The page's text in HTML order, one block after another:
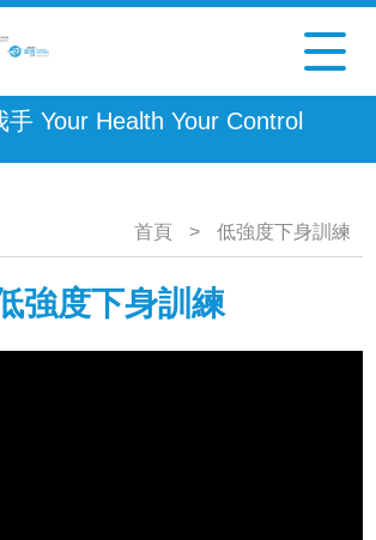
手 Your Health Your Control
首頁 > 低強度下身訓練
強度下身訓練